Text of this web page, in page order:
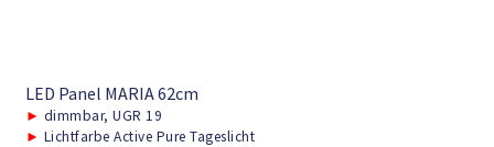
LED Panel MARIA 62cm
► dimmbar, UGR 19
► Lichtfarbe Active Pure Tageslicht